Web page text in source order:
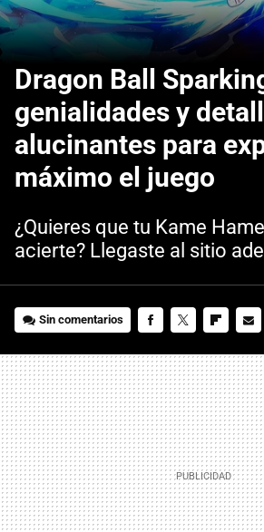
Dragon Ball
genialidades y
alucinantes para
máximo el juego
¿Quieres que tu Kame
acierte? Llegaste al sitio
Sin comentarios
MAIL